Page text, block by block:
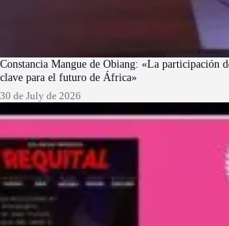
Constancia Mangue de Obiang: «La participación
clave para el futuro de África»
30 de July de 2026